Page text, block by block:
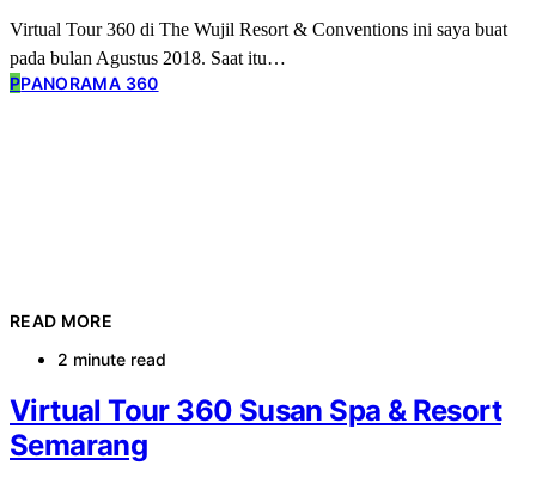
Virtual Tour 360 di The Wujil Resort & Conventions ini saya buat
pada bulan Agustus 2018. Saat itu…
PPANORAMA 360
READ MORE
2 minute read
Virtual Tour 360 Susan Spa & Resort
Semarang